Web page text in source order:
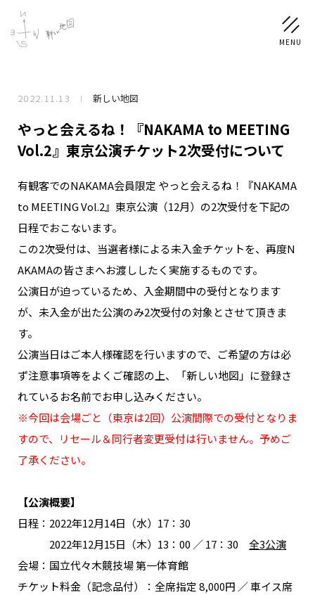
NEWS
SCHEDULE
PROFILE
稲垣 吾郎 草彅 剛 香取 慎吾
DISCOGRAPHY
CHIZUSHOP
NAKAMA入会
CHIZULOG
FAQ
メールマガジン登録/解除
2022.11.13 新しい地図
やっと会えるね！『NAKAMA to MEETING
Vol.2』東京公演チケット2次受付について
有観客でのNAKAMA会員限定 やっと会えるね！『NAKAMA
to MEETING Vol.2』東京公演（12月）の2次受付を下記の
日程でおこないます。
この2次受付は、当選者様による未入金チケットを、再度N
AKAMAの皆さまへお渡ししたく実施するものです。
公演日が迫っているため、入金期間中の受付となります
が、未入金が出た公演のみ2次受付の対象とさせて頂きま
す。
公演当日はご本人様確認を行いますので、ご希望の方は必
ず注意事項等をよくご確認の上、「新しい地図」に登録さ
れているお名前でお申し込みください。
※今回は会場ごと（東京は2回）公演間際での受付となりま
すので、リセール＆同行者変更受付は行いません。予めご
了承ください。
【公演概要】
日程：2022年12月14日（水）17：30
2022年12月15日（木）13：00 ／ 17：30 全3公演
会場：国立代々木競技場 第一体育館
チケット料金（記念品付）：全席指定 8,000円 ／ 車イス席